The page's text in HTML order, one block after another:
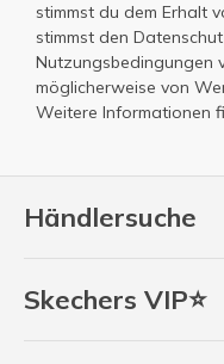
Händlersuche
Skechers VIP⭐
stimmst du dem Erhalt
stimmst den
Nutzungsbedingungen
möglicherweise von
Weitere Informationen